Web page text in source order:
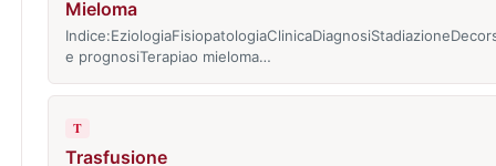
Mieloma
e prognosiTerapiao mieloma…
T
Trasfusione